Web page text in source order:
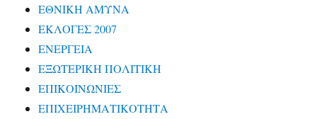
ΕΘΝΙΚΗ ΑΜΥΝΑ
ΕΚΛΟΓΕΣ 2007
ΕΝΕΡΓΕΙΑ
ΕΞΩΤΕΡΙΚΗ ΠΟΛΙΤΙΚΗ
ΕΠΙΚΟΙΝΩΝΙΕΣ
ΕΠΙΧΕΙΡΗΜΑΤΙΚΟΤΗΤΑ